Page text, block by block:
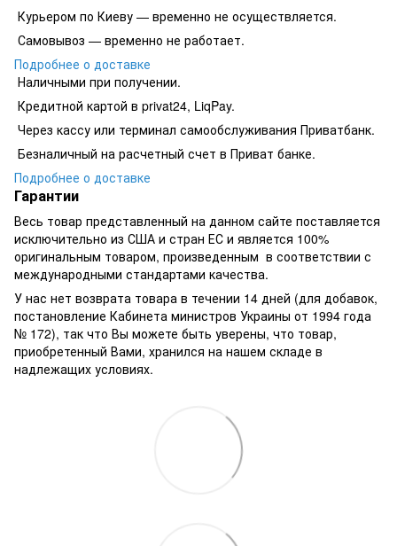
Курьером по Киеву — временно не осуществляется.
Самовывоз — временно не работает.
Подробнее о доставке
Наличными при получении.
Кредитной картой в privat24, LiqPay.
​​​​Через кассу или терминал самообслуживания Приватбанк.
​​​​Безналичный на расчетный счет в Приват банке.
Подробнее о доставке
Гарантии
Весь товар представленный на данном сайте поставляется
исключительно из США и стран ЕС и является 100%
оригинальным товаром, произведенным в соответствии с
международными стандартами качества.
У нас нет возврата товара в течении 14 дней (для добавок,
постановление Кабинета министров Украины от 1994 года
№ 172), так что Вы можете быть уверены, что товар,
приобретенный Вами, хранился на нашем складе в
надлежащих условиях.